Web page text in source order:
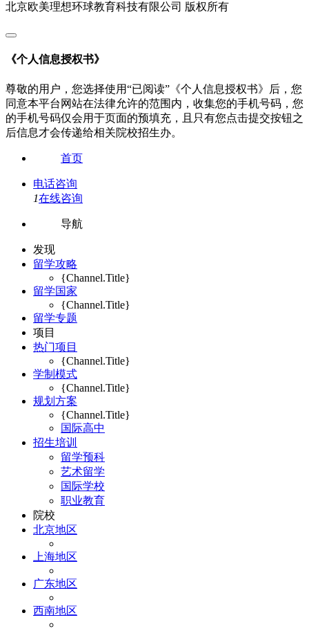
北京欧美理想环球教育科技有限公司 版权所有
《个人信息授权书》
尊敬的用户，您选择使用“已阅读”《个人信息授权书》后，您
同意本平台网站在法律允许的范围内，收集您的手机号码，您
的手机号码仅会用于页面的预填充，且只有您点击提交按钮之
后信息才会传递给相关院校招生办。
首页
电话咨询
1在线咨询
导航
发现
留学攻略
{Channel.Title}
留学国家
{Channel.Title}
留学专题
项目
热门项目
{Channel.Title}
学制模式
{Channel.Title}
规划方案
{Channel.Title}
国际高中
招生培训
留学预科
艺术留学
国际学校
职业教育
院校
北京地区
上海地区
广东地区
西南地区